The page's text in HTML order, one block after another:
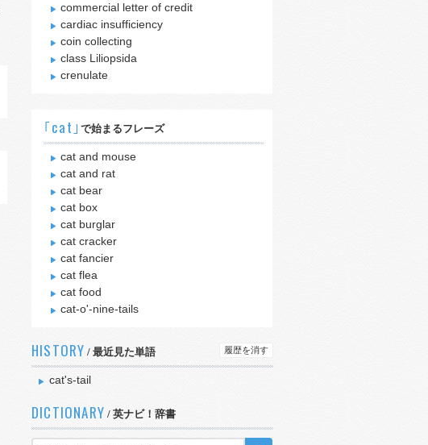
commercial letter of credit
cardiac insufficiency
coin collecting
class Liliopsida
crenulate
｢cat｣ で始まるフレーズ
cat and mouse
cat and rat
cat bear
cat box
cat burglar
cat cracker
cat fancier
cat flea
cat food
cat-o'-nine-tails
HISTORY / 最近見た単語 履歴を消す
cat's-tail
DICTIONARY / 英ナビ！辞書